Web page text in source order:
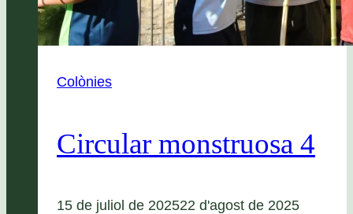
Colònies
Circular monstruosa 4
15 de juliol de 202522 d'agost de 2025